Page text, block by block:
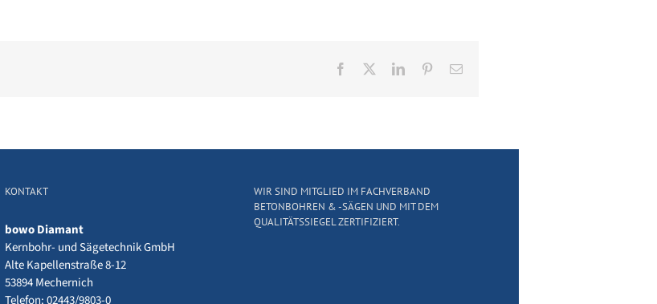
Facebook LinkedInPinterest
E-
KONTAKT
bowo Diamant
Kernbohr- und Sägetechnik GmbH
Alte Kapellenstraße 8-12
53894 Mechernich
Telefon: 02443/9803-0
WIR SIND MITGLIED IM FACHVERBAND
BETONBOHREN & -SÄGEN UND MIT DEM
QUALITÄTSSIEGEL ZERTIFIZIERT.